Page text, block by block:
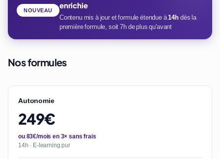
enrichie
Contenu mis à jour et formule étendue à14hdès la
première formule, soit 7h de plus qu'avant
NOUVEAU
Nos formules
Autonomie
249€
ou 83€/mois en 3× sans frais
14h · E-learning pur